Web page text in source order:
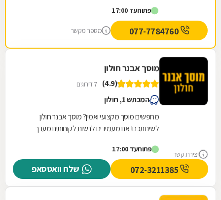
פתוחעד 17:00
מספר מקשר
יצירת קשר
מוסך אבנר חולון
(4.9) 7 דירוגים
המכתש 1, חולון
מחפשים מוסך מקצועי ואמין? מוסך אבנר חולון
לשירותכם! אנו מעמידים לרשות לקוחותינו מערך
שנות...
פתוחעד 17:00
שלח וואטסאפ